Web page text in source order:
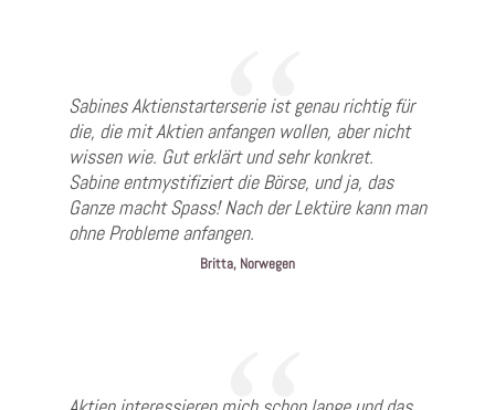
Britta, Norwegen
Sabines Aktienstarterserie ist genau richtig für
die, die mit Aktien anfangen wollen, aber nicht
wissen wie. Gut erklärt und sehr konkret.
Sabine entmystifiziert die Börse, und ja, das
Ganze macht Spass! Nach der Lektüre kann man
ohne Probleme anfangen.